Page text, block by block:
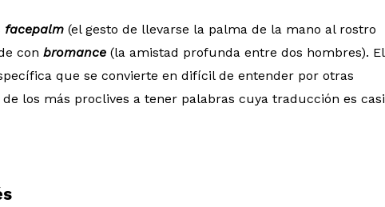
facepalm (el gesto de llevarse la palma de la mano al rostro
con bromance (la amistad profunda entre dos hombres). El
que se convierte en difícil de entender por otras
los más proclives a tener palabras cuya traducción es casi